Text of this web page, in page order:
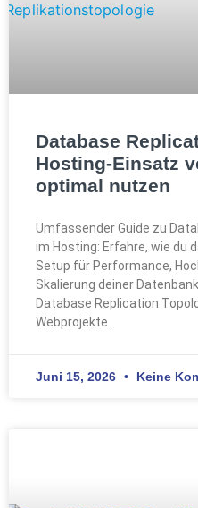
Database
Hosting-Einsatz
optimal nutzen
Umfassender Guide zu
im Hosting: Erfahre, wie du
Setup für Performance,
Skalierung deiner
Database Replication
Webprojekte.
Juni 15, 2026 Keine